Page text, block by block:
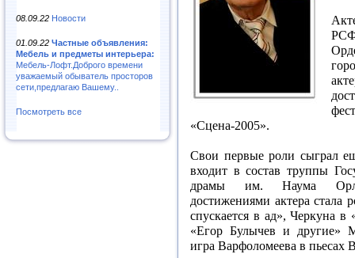
08.09.22 Новости
01.09.22 Частные объявления:
Мебель и предметы интерьера:
Мебель-Лофт.Доброго времени
уважаемый обыватель просторов
сети,предлагаю Вашему..
Посмотреть все
«Сцена-2005».
Свои первые роли сыграл
входит в состав труппы
драмы им. Наума
достижениями актера стала
спускается в ад», Черкуна
«Егор Булычев и другие»
игра Варфоломеева в пьесах